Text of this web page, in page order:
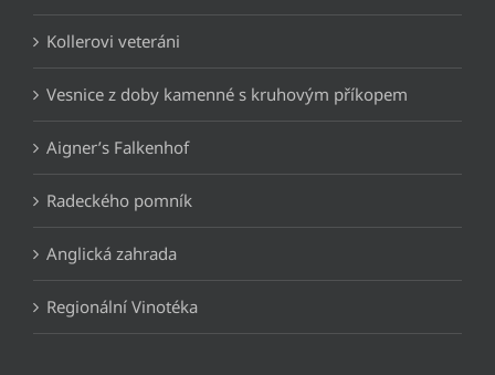
Kollerovi veteráni
Vesnice z doby kamenné s kruhovým příkopem
Aigner’s Falkenhof
Radeckého pomník
Anglická zahrada
Regionální Vinotéka